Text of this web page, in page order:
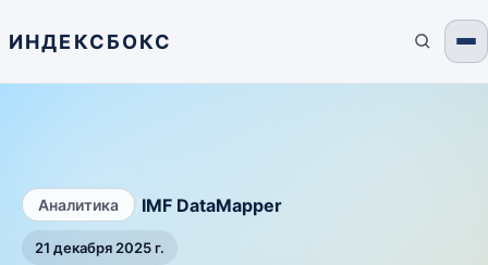
ИНДЕКСБОКС
Аналитика IMF DataMapper
21 декабря 2025 г.